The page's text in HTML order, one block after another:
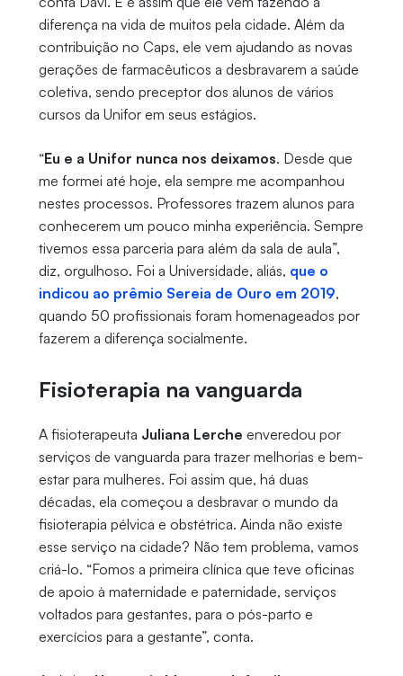
diferença na vida de muitos pela cidade. Além da
contribuição no Caps, ele vem ajudando as novas
gerações de farmacêuticos a desbravarem a saúde
coletiva, sendo preceptor dos alunos de vários
cursos da Unifor em seus estágios.
“Eu e a Unifor nunca nos deixamos. Desde que
me formei até hoje, ela sempre me acompanhou
nestes processos. Professores trazem alunos para
conhecerem um pouco minha experiência. Sempre
tivemos essa parceria para além da sala de aula”,
diz, orgulhoso. Foi a Universidade, aliás, que o
indicou ao prêmio Sereia de Ouro em 2019,
quando 50 profissionais foram homenageados por
fazerem a diferença socialmente.
Fisioterapia na vanguarda
A fisioterapeuta Juliana Lerche enveredou por
serviços de vanguarda para trazer melhorias e bem-
estar para mulheres. Foi assim que, há duas
décadas, ela começou a desbravar o mundo da
fisioterapia pélvica e obstétrica. Ainda não existe
esse serviço na cidade? Não tem problema, vamos
criá-lo. “Fomos a primeira clínica que teve oficinas
de apoio à maternidade e paternidade, serviços
voltados para gestantes, para o pós-parto e
exercícios para a gestante”, conta.